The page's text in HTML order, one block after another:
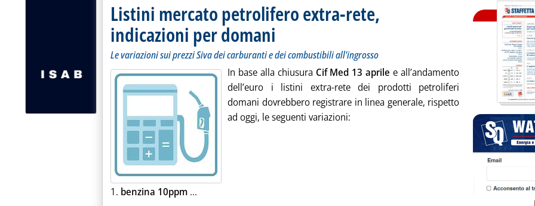
Listini mercato petrolifero extra-rete,
indicazioni per domani
Le variazioni sui prezzi Siva dei carburanti e dei combustibili all'ingrosso
In base alla chiusura Cif Med 13 aprile e all’andamento
dell’euro i listini extra-rete dei prodotti petroliferi
domani dovrebbero registrare in linea generale, rispetto
ad oggi, le seguenti variazioni:
1. benzina 10ppm ...